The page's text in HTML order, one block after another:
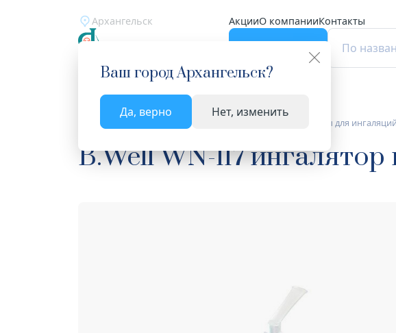
Архангельск АкцииО компанииКонтакты
По
Ваш городАрхангельск?
Да, верно Нет, изменить
Главная Каталог Медицинская техника Приборы для
B.Well WN-117